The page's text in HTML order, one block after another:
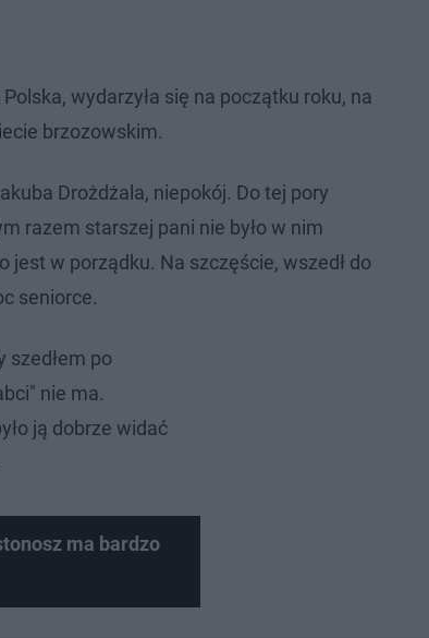
wydarzyła się na początku roku, na
brzozowskim.
Drożdżala, niepokój. Do tej pory
razem starszej pani nie było w nim
w porządku. Na szczęście, wszedł do
seniorce.
szedłem po
nie ma.
ją dobrze widać
ma bardzo